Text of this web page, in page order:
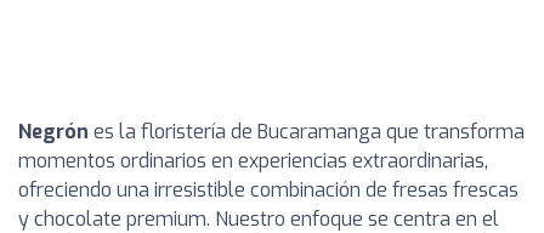
Negrón es la floristería de Bucaramanga que transforma
momentos ordinarios en experiencias extraordinarias,
ofreciendo una irresistible combinación de fresas frescas
y chocolate premium. Nuestro enfoque se centra en el